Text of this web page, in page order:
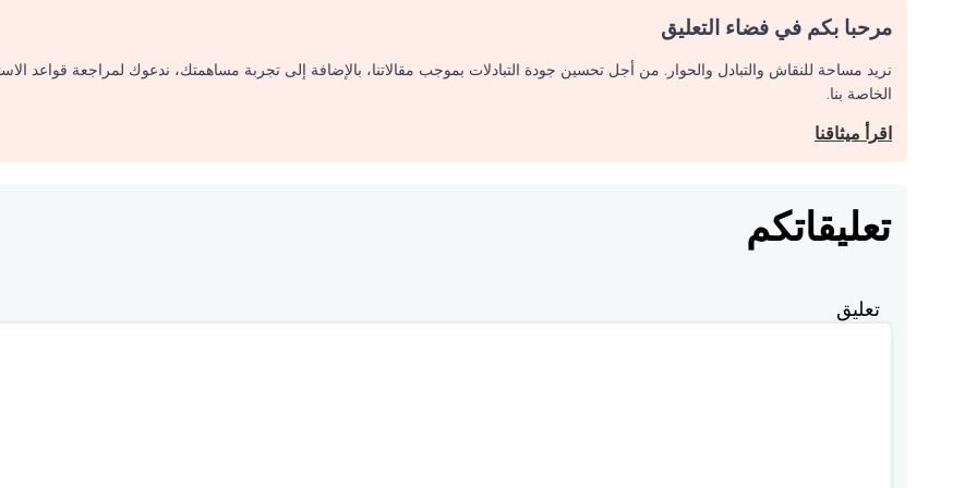
مرحبا بكم في فضاء التعليق
نريد مساحة للنقاش والتبادل والحوار. من أجل تحسين جودة التبادلات بموجب مقالاتنا، بالإضافة إلى تجربة مساهمتك، ندعوك لمراجعة قواعد
الخاصة بنا.
اقرأ ميثاقنا
تعليقاتكم
تعليق